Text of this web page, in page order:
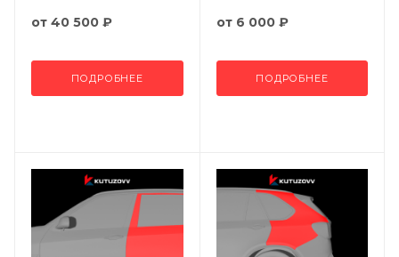
от 40 500 ₽
ПОДРОБНЕЕ
от 6 000 ₽
ПОДРОБНЕЕ